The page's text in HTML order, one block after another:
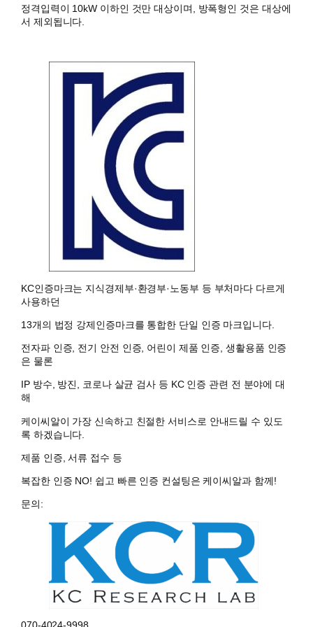
​정격입력이 10kW 이하인 것만 대상이며, 방폭형인 것은 대상에
서 제외됩니다.
KC인증마크는 지식경제부·환경부·노동부 등 부처마다 다르게
사용하던
13개의 법정 강제인증마크를 통합한 단일 인증 마크입니다.
전자파 인증, 전기 안전 인증, 어린이 제품 인증, 생활용품 인증
은 물론
IP 방수, 방진, 코로나 살균 검사 등 KC 인증 관련 전 분야에 대
해
케이씨알이 가장 신속하고 친절한 서비스로 안내드릴 수 있도
록 하겠습니다.
제품 인증, 서류 접수 등
복잡한 인증 NO! 쉽고 빠른 인증 컨설팅은 케이씨알과 함께!
문의: